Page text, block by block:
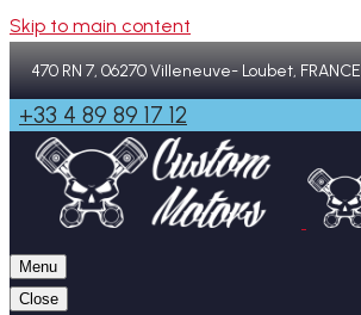
Skip to main content
470 RN 7, 06270 Villeneuve- Loubet, FRANCE
+33 4 89 89 17 12
Menu
Close